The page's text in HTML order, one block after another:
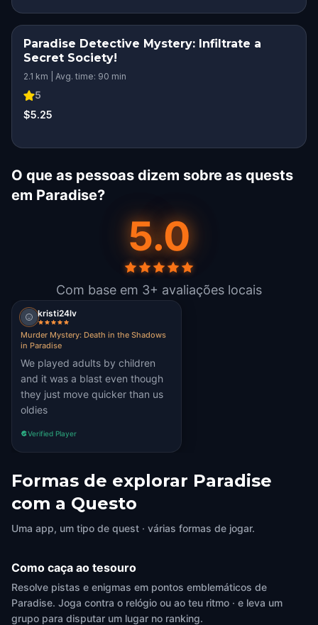
Paradise Detective Mystery: Infiltrate a
Secret Society!
2.1 km | Avg. time: 90 min
5
$5.25
O que as pessoas dizem sobre as quests
em Paradise?
5.0
Com base em 3+ avaliações locais
kristi24lv
Murder Mystery: Death in the Shadows
in Paradise
We played adults by children
and it was a blast even though
they just move quicker than us
oldies
Verified Player
Formas de explorar Paradise
com a Questo
Uma app, um tipo de quest · várias formas de jogar.
Como caça ao tesouro
Resolve pistas e enigmas em pontos emblemáticos de
Paradise. Joga contra o relógio ou ao teu ritmo · e leva um
grupo para disputar um lugar no ranking.